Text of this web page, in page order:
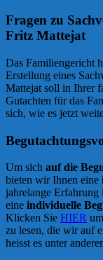
Fragen zu
Fritz Mattejat
Das Familiengericht
Erstellung eines
Mattejat soll in Ihrer
Gutachten für das
sich, wie es jetzt
Um sich auf die
bieten wir Ihnen eine
jahrelange Erfahrung
eine individuelle
Klicken Sie HIER
zu lesen, die wir auf
heisst es unter